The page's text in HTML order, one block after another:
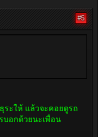
#5
ะให้ แล้วจะคอยดูรถ
บอกด้วยนะเพื่อน